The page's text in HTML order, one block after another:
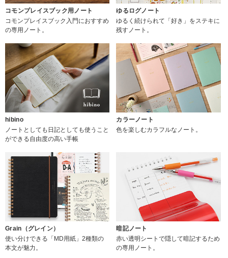
コモンプレイスブック用ノート
コモンプレイスブック入門におすすめ
の専用ノート。
ゆるログノート
ゆるく続けられて「好き」をステキに
残すノート。
hibino
ノートとしても日記としても使うこと
ができる自由度の高い手帳
カラーノート
色を楽しむカラフルなノート。
Grain（グレイン）
使い分けできる「MD用紙」2種類の
本文が魅力。
暗記ノート
赤い透明シートで隠して暗記するため
の専用ノート。